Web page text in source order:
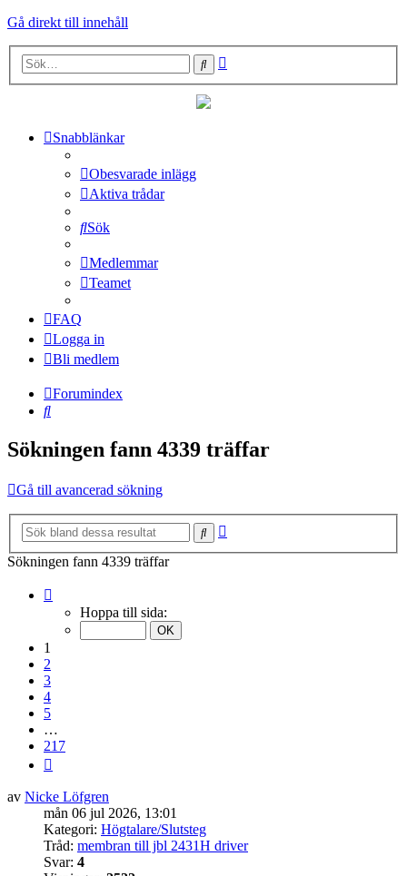
Gå direkt till innehåll
Sök
Snabblänkar
Obesvarade inlägg
Aktiva trådar
Sök
Medlemmar
Teamet
FAQ
Logga in
Bli medlem
Forumindex
Sök
Sökningen fann 4339 träffar
Gå till avancerad sökning
Sök
Sökningen fann 4339 träffar
Hoppa till sida:
1
2
3
4
5
…
217
av Nicke Löfgren
mån 06 jul 2026, 13:01
Kategori: Högtalare/Slutsteg
Tråd: membran till jbl 2431H driver
Svar: 4